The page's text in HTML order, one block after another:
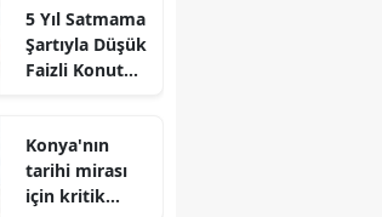
5 Yıl Satmama
Şartıyla Düşük
Faizli Konut
Konya'nın
tarihi mirası
için kritik